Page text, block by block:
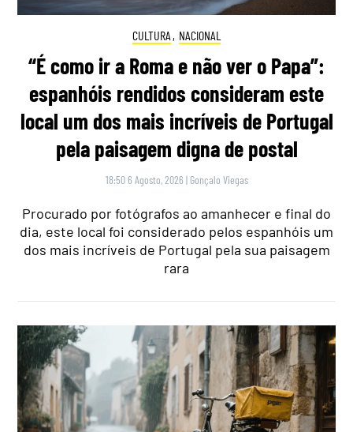
CULTURA , NACIONAL
“É como ir a Roma e não ver o Papa”:
espanhóis rendidos consideram este
local um dos mais incríveis de Portugal
pela paisagem digna de postal
18:50 6 Agosto, 2026 | Gonçalo Viegas
Procurado por fotógrafos ao amanhecer e final do
dia, este local foi considerado pelos espanhóis um
dos mais incríveis de Portugal pela sua paisagem
rara